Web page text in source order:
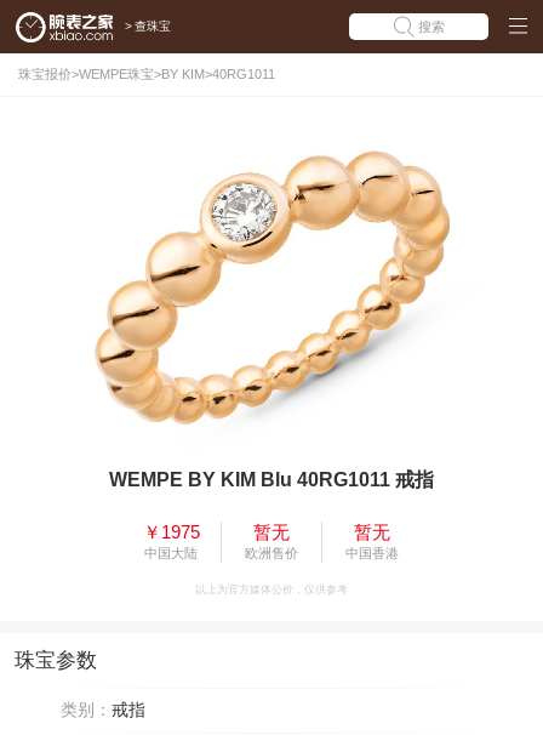
> 查珠宝 搜索
珠宝报价>WEMPE珠宝>BY KIM>40RG1011
WEMPE BY KIM Blu 40RG1011 戒指
￥1975
中国大陆
暂无
欧洲售价
暂无
中国香港
以上为官方媒体公价，仅供参考
珠宝参数
类别： 戒指